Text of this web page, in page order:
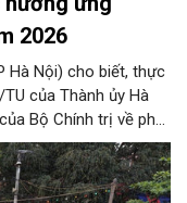
2026
Hà Nội) cho biết, thực
của Thành ủy Hà
Bộ Chính trị về phát
Thành phố Hà Nội,
trong tháng
năm 2026 trên